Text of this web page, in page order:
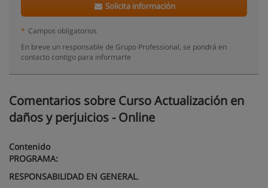
Solicita información
* Campos obligatorios
En breve un responsable de Grupo Professional, se pondrá en
contacto contigo para informarte
Comentarios sobre Curso Actualización en
daños y perjuicios - Online
Contenido
PROGRAMA:
RESPONSABILIDAD EN GENERAL.